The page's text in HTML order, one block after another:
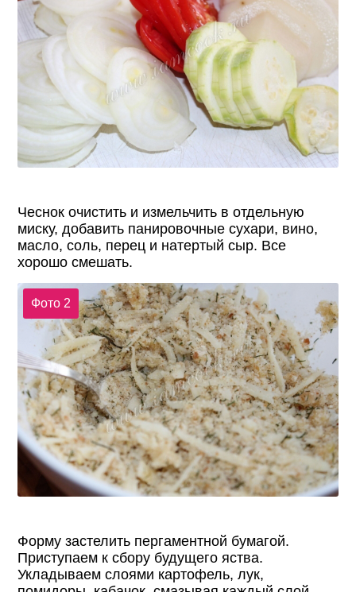
Чеснок очистить и измельчить в отдельную
миску, добавить панировочные сухари, вино,
масло, соль, перец и натертый сыр. Все
хорошо смешать.
Фото 2
Форму застелить пергаментной бумагой.
Приступаем к сбору будущего яства.
Укладываем слоями картофель, лук,